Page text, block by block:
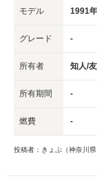
モデル 1991
グレード -
所有者 知人/
所有期間 -
燃費 -
投稿者：きょぷ（神奈川県